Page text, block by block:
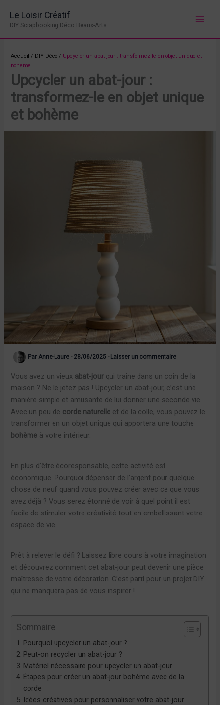
contenu
Le Loisir Créatif
DIY Scrapbooking Déco Beaux-Arts...
Accueil / DIY Déco / Upcycler un abat-jour : transformez-le en objet unique et
bohème
Upcycler un abat-jour :
transformez-le en objet unique
et bohème
Par Anne-Laure- 28/06/2025- Laisser un commentaire
Vous avez un vieux abat-jour qui traîne dans un coin de la
maison ? Ne le jetez pas ! Upcycler un abat-jour, c’est une
manière simple et amusante de lui donner une seconde vie.
Avec un peu de corde naturelle et de la colle, vous pouvez le
transformer en un objet unique qui apportera une touche
bohème à votre intérieur.
En plus d’être écoresponsable, cette activité est
économique. Pourquoi dépenser de l’argent pour quelque
chose de neuf quand vous pouvez créer avec ce que vous
avez déjà ? Vous serez étonné de voir à quel point il est
facile de stimuler votre créativité tout en embellissant votre
espace de vie.
Prêt à relever le défi ? Laissez libre cours à votre imagination
et découvrez comment cet abat-jour peut devenir une pièce
maîtresse de votre décoration. C’est parti pour un projet DIY
qui ne manquera pas de vous inspirer !
Sommaire
Pourquoi upcycler un abat-jour ?
Peut-on recycler un abat-jour ?
Matériel nécessaire pour upcycler un abat-jour
Étapes pour créer un abat-jour bohème avec de la
corde
Idées créatives pour personnaliser votre abat-jour